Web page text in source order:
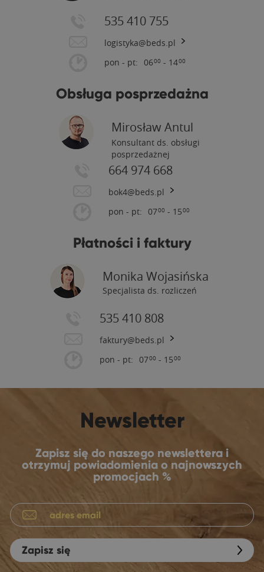
535 410 755
logistyka@beds.pl
pon - pt: 0600 - 1400
Obsługa posprzedażna
Mirosław Antul
Konsultant ds. obsługi
posprzedażnej
664 974 668
bok4@beds.pl
pon - pt: 0700 - 1500
Płatności i faktury
Monika Wojasińska
Specjalista ds. rozliczeń
535 410 808
faktury@beds.pl
pon - pt: 0700 - 1500
Newsletter
Zapisz się do naszego newslettera i
otrzymuj powiadomienia o najnowszych
promocjach %
Zapisz się